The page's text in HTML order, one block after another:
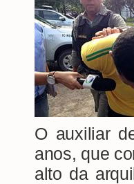
O auxiliar
anos, que
alto da